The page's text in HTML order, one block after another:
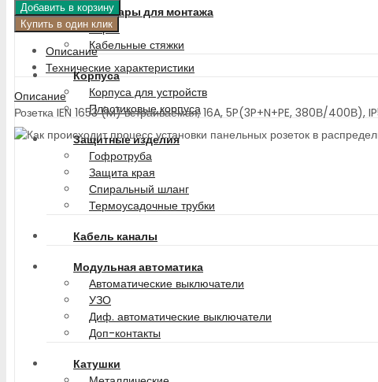
Аксессуары для монтажа
Бирки
Кабельные стяжки
Корпуса
Корпуса для устройств
Пластиковые корпуса
Защитные изделия
Гофротруба
Защита края
Спиральный шланг
Термоусадочные трубки
Кабель каналы
Модульная автоматика
Автоматические выключатели
УЗО
Диф. автоматические выключатели
Доп-контакты
Катушки
Добавить в корзину
Купить в один клик
Описание
Технические характеристики
Описание
Розетка IEN 1653 (M) встраиваемая, 16A, 5P(3P+N+PE, 380В/